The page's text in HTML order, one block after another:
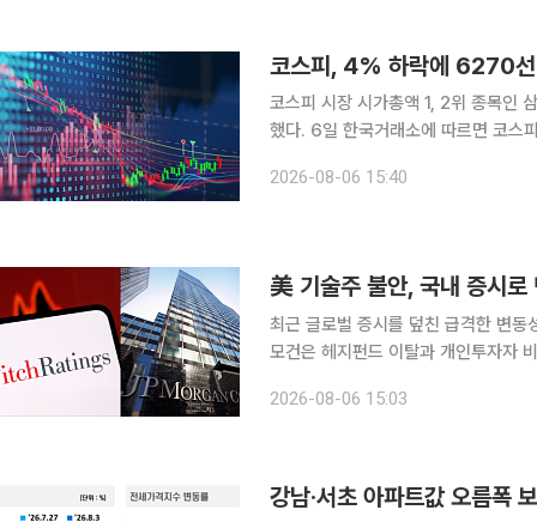
코스피 시장 시가총액 1, 2위 종목인
했다. 6일 한국거래소에 따르면 코스피 지수는 전 거래일 대비 301.88포인트(4.58%) 내린
6550.94까지 오르기도 했으나
2026-08-06 15:40
美 기술주 불안, 국내 증시
최근 글로벌 증시를 덮친 급격한 변
모건은 헤지펀드 이탈과 개인투자자
12개월 목표치 1만2000을 유지했다.
2026-08-06 15:03
강남·서초 아파트값 오름폭